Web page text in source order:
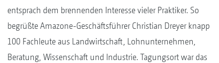
entsprach dem brennenden Interesse vieler Praktiker. So
begrüßte Amazone-Geschäftsführer Christian Dreyer knapp
100 Fachleute aus Landwirtschaft, Lohnunternehmen,
Beratung, Wissenschaft und Industrie. Tagungsort war das